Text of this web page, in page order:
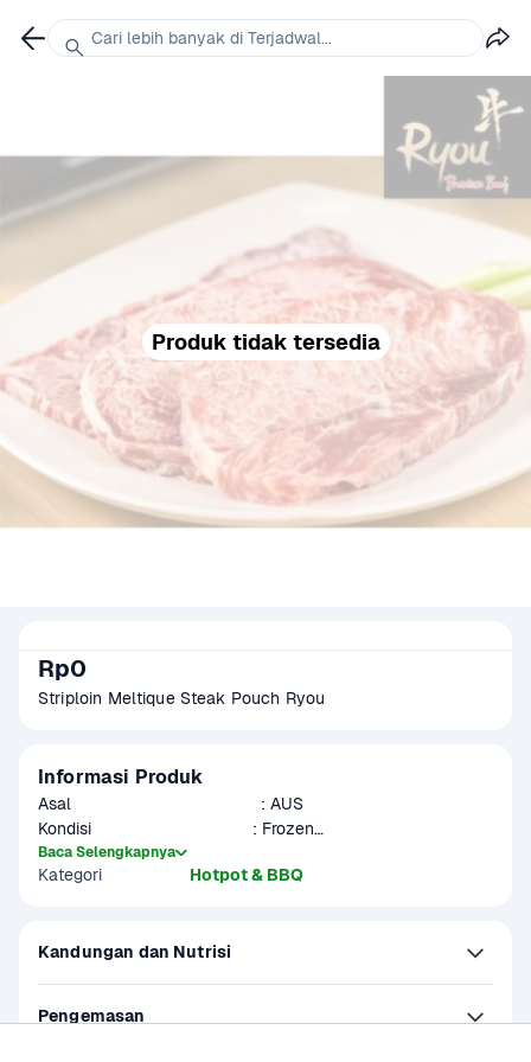
Produk tidak tersedia
Rp0
Striploin Meltique Steak Pouch Ryou
Informasi Produk
Asal                                        : AUS
Kondisi                                  : Frozen
Bagian                                   : Striploin
Potongan                              : 1 Potong
Baca Selengkapnya
Kategori Hotpot & BBQ
Kandungan dan Nutrisi
Pengemasan
Cari lebih banyak di Terjadwal...